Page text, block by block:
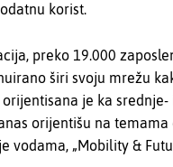
korist.
preko 19.000
širi svoju mrežu
orijentisana je ka
orijentišu na
vodama, „Mobility &